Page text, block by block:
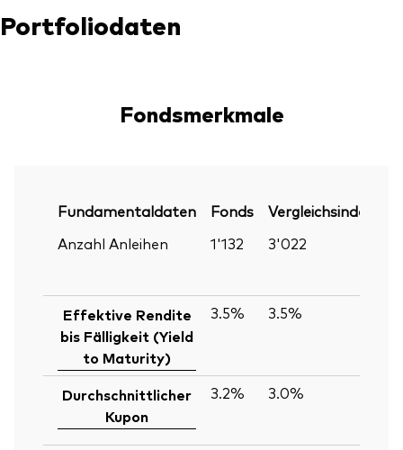
Portfoliodaten
Fondsmerkmale
Fundamentaldaten Fonds Vergleichsindex
Anzahl Anleihen
1'132 3'022
Effektive Rendite
bis Fälligkeit (Yield
to Maturity)
3.5% 3.5%
Durchschnittlicher
Kupon
3.2% 3.0%